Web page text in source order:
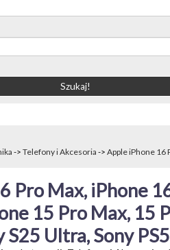
-> Telefony i Akcesoria -> Apple iPhone 16
Pro Max, iPhone
15 Pro Max, 15
S25 Ultra, Sony